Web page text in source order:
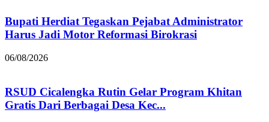
Bupati Herdiat Tegaskan Pejabat Administrator
Harus Jadi Motor Reformasi Birokrasi
06/08/2026
RSUD Cicalengka Rutin Gelar Program Khitan
Gratis Dari Berbagai Desa Kec...